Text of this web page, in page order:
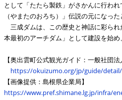
として「たたら製鉄」がさかんに行わ
（やまたのおろち）」伝説の元になった
三成ダムは、この歴史と神話に彩ら
本最初のアーチダム」として建設を始め
【奥出雲町公式観光ガイド：一般社団
https://okuizumo.org/jp/guide/
【画像提供：島根県企業局】
https://www.pref.shimane.lg.jp/infra/